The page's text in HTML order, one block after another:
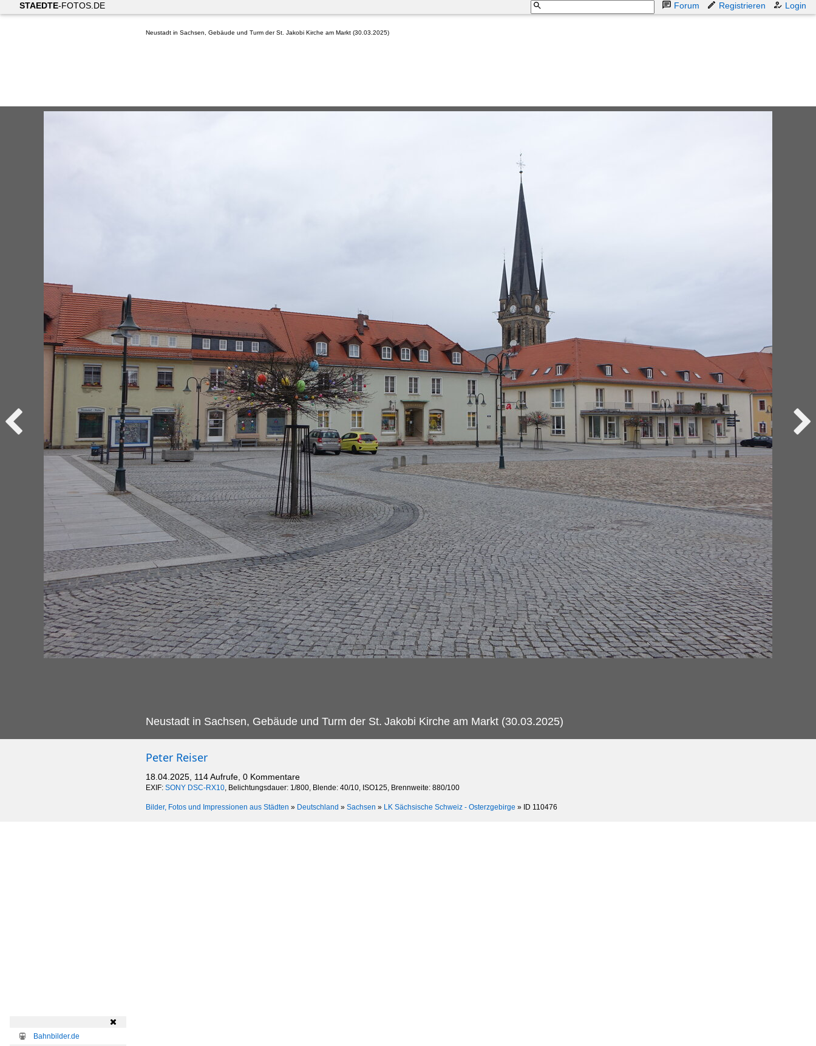
STAEDTE-FOTOS.DE Forum Registrieren Login
Neustadt in Sachsen, Gebäude und Turm der St. Jakobi Kirche am Markt (30.03.2025)
Neustadt in Sachsen, Gebäude und Turm der St. Jakobi Kirche am Markt (30.03.2025)
Peter Reiser
18.04.2025, 114 Aufrufe, 0 Kommentare
EXIF: SONY DSC-RX10, Belichtungsdauer: 1/800, Blende: 40/10, ISO125, Brennweite: 880/100
Bilder, Fotos und Impressionen aus Städten » Deutschland » Sachsen » LK Sächsische Schweiz - Osterzgebirge » ID 110476

Bahnbilder.de